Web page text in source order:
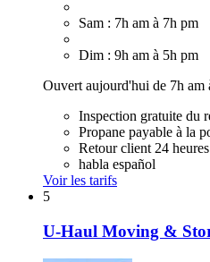
Sam : 7h am à 7h pm
Dim : 9h am à 5h pm
Ouvert aujourd'hui de 7h am
Inspection gratuite du
Propane payable à la
Retour client 24 heures
habla español
Voir les tarifs
5
U-Haul Moving &